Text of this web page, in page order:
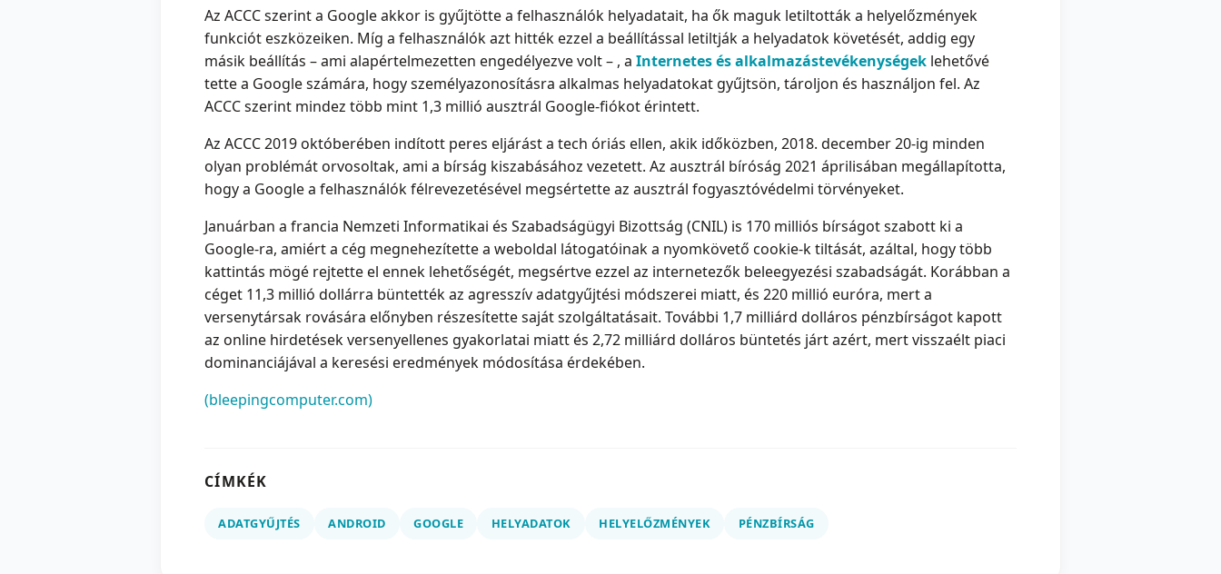
Az ACCC szerint a Google akkor is gyűjtötte a felhasználók helyadatait, ha ők maguk letiltották a helyelőzmények
funkciót eszközeiken. Míg a felhasználók azt hitték ezzel a beállítással letiltják a helyadatok követését, addig egy
másik beállítás – ami alapértelmezetten engedélyezve volt – , a Internetes és alkalmazástevékenységek lehetővé
tette a Google számára, hogy személyazonosításra alkalmas helyadatokat gyűjtsön, tároljon és használjon fel. Az
ACCC szerint mindez több mint 1,3 millió ausztrál Google-fiókot érintett.
Az ACCC 2019 októberében indított peres eljárást a tech óriás ellen, akik időközben, 2018. december 20-ig minden
olyan problémát orvosoltak, ami a bírság kiszabásához vezetett. Az ausztrál bíróság 2021 áprilisában megállapította,
hogy a Google a felhasználók félrevezetésével megsértette az ausztrál fogyasztóvédelmi törvényeket.
Januárban a francia Nemzeti Informatikai és Szabadságügyi Bizottság (CNIL) is 170 milliós bírságot szabott ki a
Google-ra, amiért a cég megnehezítette a weboldal látogatóinak a nyomkövető cookie-k tiltását, azáltal, hogy több
kattintás mögé rejtette el ennek lehetőségét, megsértve ezzel az internetezők beleegyezési szabadságát. Korábban a
céget 11,3 millió dollárra büntették az agresszív adatgyűjtési módszerei miatt, és 220 millió euróra, mert a
versenytársak rovására előnyben részesítette saját szolgáltatásait. További 1,7 milliárd dolláros pénzbírságot kapott
az online hirdetések versenyellenes gyakorlatai miatt és 2,72 milliárd dolláros büntetés járt azért, mert visszaélt piaci
dominanciájával a keresési eredmények módosítása érdekében.
(bleepingcomputer.com)
CÍMKÉK
ADATGYŰJTÉS ANDROID GOOGLE HELYADATOK HELYELŐZMÉNYEK PÉNZBÍRSÁG